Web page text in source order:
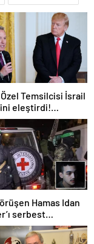
Özel Temsilcisi İsrail
eleştirdi!
savaşı uzatıyorlar’
Hamas Idan
serbest
Türkiye’ye